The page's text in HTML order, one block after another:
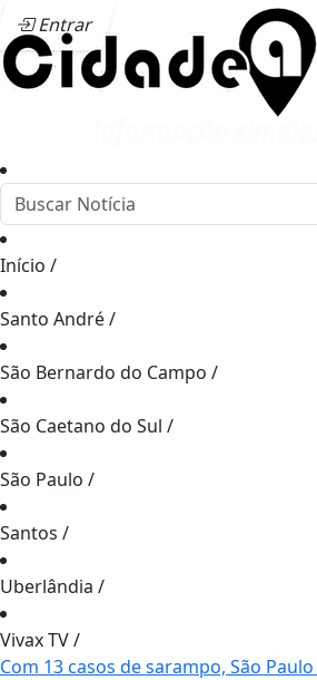
Entrar
Início /
Santo André/
São Bernardo do Campo /
São Caetano do Sul /
São Paulo /
Santos /
Uberlândia /
Vivax TV/
Com 13 casos de sarampo, São